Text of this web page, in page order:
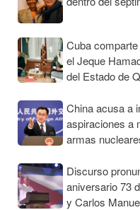
Cuba
el Jeque
del Estado de
China acusa a
aspiraciones a
armas
Discurso
aniversario 73
y Carlos